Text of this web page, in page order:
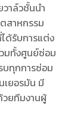
วาล์วชั้นนำ
สาหกรรม
ด้รับการแต่ง
มทั้งศูนย์ซ่อม
บทุกการซ่อม
เยอรมัน มี
วยทีมงานผู้